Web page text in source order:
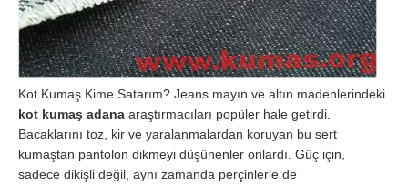
Kot Kumaş Kime Satarım? Jeans mayın ve altın madenlerindeki
kot kumaş adana araştırmacıları popüler hale getirdi.
Bacaklarını toz, kir ve yaralanmalardan koruyan bu sert
kumaştan pantolon dikmeyi düşünenler onlardı. Güç için,
sadece dikişli değil, aynı zamanda perçinlerle de